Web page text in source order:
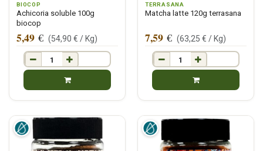
BIOCOP
Achicoria soluble 100g
biocop
5,49 € (54,90 € / Kg)
TERRASANA
Matcha latte 120g terrasana
7,59 € (63,25 € / Kg)